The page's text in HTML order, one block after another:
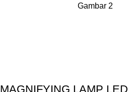
MAGNIFYING LAMP LED